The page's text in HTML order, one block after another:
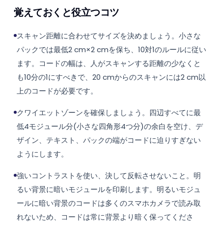
覚えておくと役立つコツ
スキャン距離に合わせてサイズを決めましょう。小さな
パックでは最低2 cm×2 cmを保ち、10対1のルールに従い
ます。コードの幅は、人がスキャンする距離の少なくと
も10分の1にすべきで、20 cmからのスキャンには2 cm以
上のコードが必要です。
クワイエットゾーンを確保しましょう。四辺すべてに最
低4モジュール分(小さな四角形4つ分)の余白を空け、デ
ザイン、テキスト、パックの端がコードに迫りすぎない
ようにします。
強いコントラストを使い、決して反転させないこと。明
るい背景に暗いモジュールを印刷します。明るいモジュ
ールに暗い背景のコードは多くのスマホカメラで読み取
れないため、コードは常に背景より暗く保ってくださ